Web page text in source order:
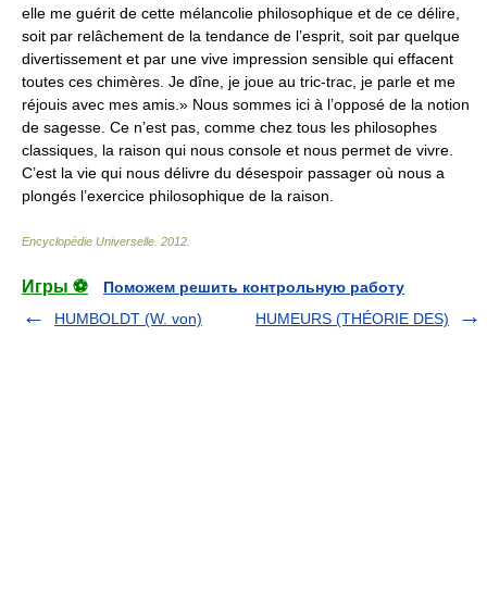
elle me guérit de cette mélancolie philosophique et de ce délire,
soit par relâchement de la tendance de l’esprit, soit par quelque
divertissement et par une vive impression sensible qui effacent
toutes ces chimères. Je dîne, je joue au tric-trac, je parle et me
réjouis avec mes amis.» Nous sommes ici à l’opposé de la notion
de sagesse. Ce n’est pas, comme chez tous les philosophes
classiques, la raison qui nous console et nous permet de vivre.
C’est la vie qui nous délivre du désespoir passager où nous a
plongés l’exercice philosophique de la raison.
Encyclopédie Universelle 2012
Игры ⚽
Поможем решить контрольную работу
HUMBOLDT (W. von)
HUMEURS (THÉORIE DES)